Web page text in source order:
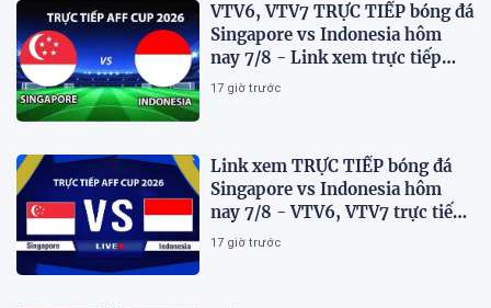
VTV6, VTV7 TRỰC TIẾP bóng đá
Singapore vs Indonesia hôm
nay 7/8 - Link xem trực tiếp
AFF Cup 2026 mới nhất
17 giờ trước
Link xem TRỰC TIẾP bóng đá
Singapore vs Indonesia hôm
nay 7/8 - VTV6, VTV7 trực tiếp
AFF Cup 2026
17 giờ trước